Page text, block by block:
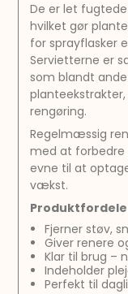
De er let
hvilket gør
for sprayflasker
Servietterne er
som blandt
rengøring.
Regelmæssig
med at forbedre
evne til at
vækst.
Produktfordele
Fjerner støv,
Giver renere
Klar til brug –
Indeholder
Perfekt til